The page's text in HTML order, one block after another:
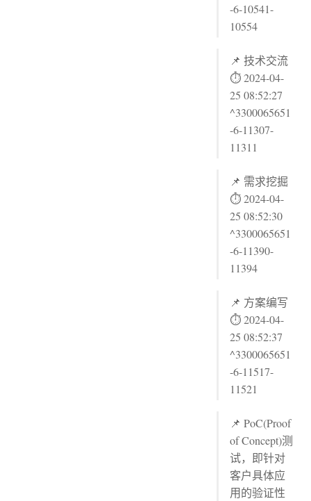
-6-10541-
10554
📌 技术交流
⏱ 2024-04-
25 08:52:27
^3300065651
-6-11307-
11311
📌 需求挖掘
⏱ 2024-04-
25 08:52:30
^3300065651
-6-11390-
11394
📌 方案编写
⏱ 2024-04-
25 08:52:37
^3300065651
-6-11517-
11521
📌 PoC(Proof
of Concept)测
试，即针对
客户具体应
用的验证性